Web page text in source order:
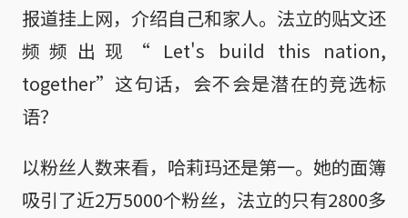
报道挂上网，介绍自己和家人。法立的贴文还
频频出现“ Let's build this nation,
together”这句话，会不会是潜在的竞选标
语？
以粉丝人数来看，哈莉玛还是第一。她的面簿
吸引了近2万5000个粉丝，法立的只有2800多